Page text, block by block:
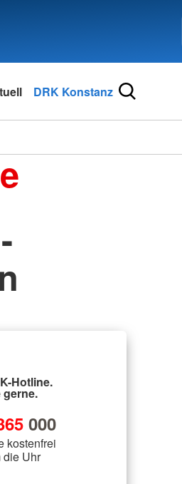
DRK Konstanz
Hotline.
gerne.
000
kostenfrei
die Uhr